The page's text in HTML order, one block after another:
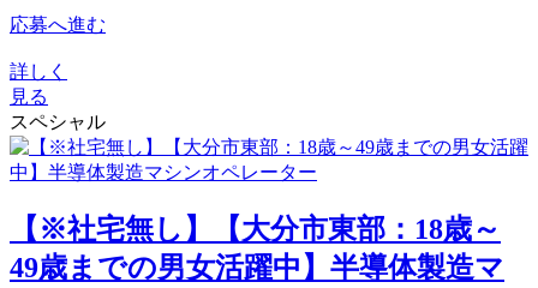
応募へ進む
詳しく
見る
スペシャル
【※社宅無し】【大分市東部：18歳～
49歳までの男女活躍中】半導体製造マ